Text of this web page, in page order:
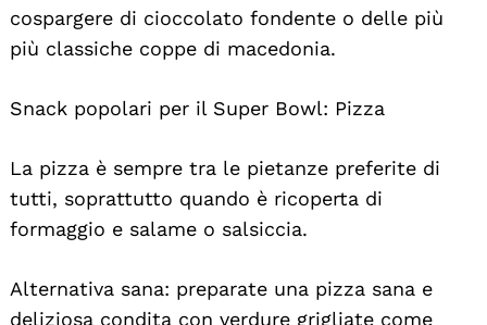
cospargere di cioccolato fondente o delle più
più classiche coppe di macedonia.
Snack popolari per il Super Bowl: Pizza
La pizza è sempre tra le pietanze preferite di
tutti, soprattutto quando è ricoperta di
formaggio e salame o salsiccia.
Alternativa sana: preparate una pizza sana e
deliziosa condita con verdure grigliate come